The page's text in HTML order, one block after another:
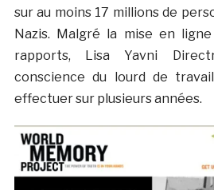
sur au moins 17 millions de
Nazis. Malgré la mise en
rapports, Lisa Yavni
conscience du lourd de
effectuer sur plusieurs années.